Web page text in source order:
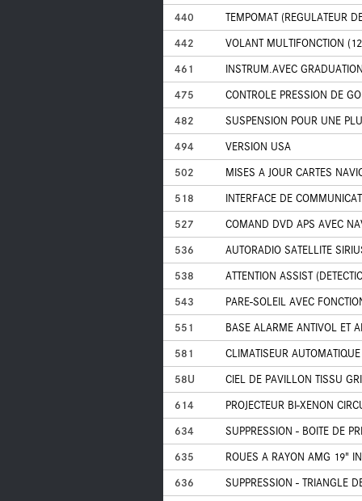
440
TEMPOMAT (REGULATEUR
442
VOLANT MULTIFONCTION
461
INSTRUM.AVEC
475
CONTROLE PRESSION DE
482
SUSPENSION POUR UNE
494
VERSION USA
502
MISES A JOUR CARTES
518
INTERFACE DE
527
COMAND DVD APS AVEC
536
AUTORADIO SATELLITE
538
ATTENTION ASSIST
543
PARE-SOLEIL AVEC
551
BASE ALARME ANTIVOL ET
581
CLIMATISEUR AUTOMATIQUE
58U
CIEL DE PAVILLON TISSU
614
PROJECTEUR BI-XENON
634
SUPPRESSION - BOITE DE
635
ROUES A RAYON AMG 19"
636
SUPPRESSION - TRIANGLE